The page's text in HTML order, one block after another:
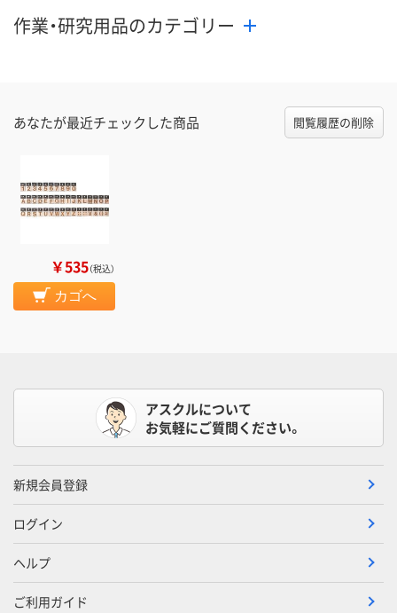
作業・研究用品のカテゴリー
あなたが最近チェックした商品 閲覧履歴の削除
￥535（税込）
カゴへ
アスクルについて
お気軽にご質問ください。
新規会員登録
ログイン
ヘルプ
ご利用ガイド